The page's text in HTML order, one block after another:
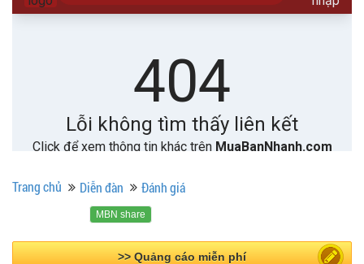
Trang chủ Diễn đàn Đánh giá
MBN share
>> Bài PR miễn phí